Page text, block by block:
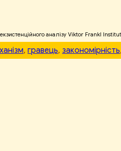
аналізу Viktor Frankl
, гравець, закономірність